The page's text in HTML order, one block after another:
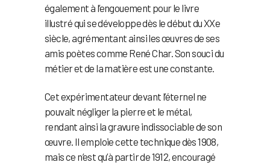
également à l’engouement pour le livre
illustré qui se développe dès le début du XXe
siècle, agrémentant ainsi les œuvres de ses
amis poètes comme René Char. Son souci du
métier et de la matière est une constante.
Cet expérimentateur devant l’éternel ne
pouvait négliger la pierre et le métal,
rendant ainsi la gravure indissociable de son
œuvre. Il emploie cette technique dès 1908,
mais ce n’est qu’à partir de 1912, encouragé